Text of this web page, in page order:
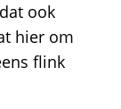
ook
hier om
flink